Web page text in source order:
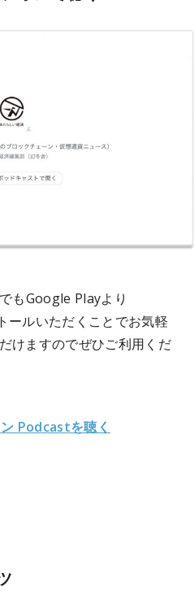
もGoogle Playより
ールいただくことでお気軽
けますのでぜひご利用くだ
Podcastを聴く